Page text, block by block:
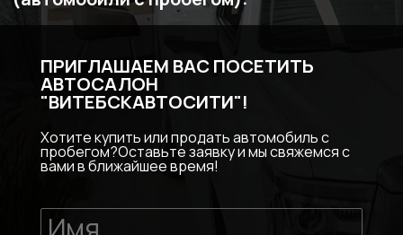
ПРИГЛАШАЕМ ВАС ПОСЕТИТЬ
АВТОСАЛОН
"ВИТЕБСКАВТОСИТИ"!
Хотите купить или продать автомобиль с
пробегом?Оставьте заявку и мы свяжемся с
вами в ближайшее время!